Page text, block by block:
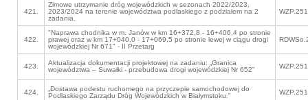
421.
Zimowe utrzymanie dróg wojewódzkich w sezonach 2022/2023,
2023/2024 na terenie województwa podlaskiego z podziałem na 2
zadania.
422.
"Naprawa chodnika w m. Janów w km 16+372,8 - 16+406,4 po stronie
prawej oraz w km 17+040,0 - 17+069,5 po stronie lewej w ciągu drogi
wojewódzkiej Nr 671" - II Przetarg
423.
Aktualizacja dokumentacji projektowej na zadaniu: „Granica
województwa – Suwałki - przebudowa drogi wojewódzkiej Nr 652”
424.
„Dostawa podestu ruchomego na przyczepie samochodowej do
Podlaskiego Zarządu Dróg Wojewódzkich w Białymstoku.”